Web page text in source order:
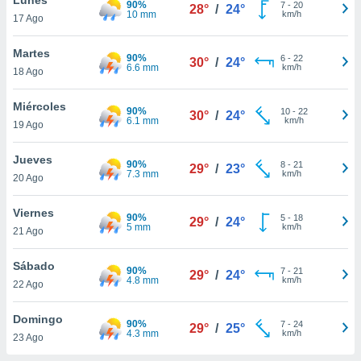
en
más
nuestra
de
cookies
aceptar
17 Ago
90%
10 mm
28° / 24° 7- 20
km/h
Martes
18 Ago
90%
6.6 mm
30° / 24° 6- 22
km/h
Miércoles
19 Ago
90%
6.1 mm
30° / 24° 10- 22
km/h
Jueves
20 Ago
90%
7.3 mm
29° / 23° 8- 21
km/h
Viernes
21 Ago
90%
5 mm
29° / 24° 5- 18
km/h
Sábado
22 Ago
90%
4.8 mm
29° / 24° 7- 21
km/h
Domingo
23 Ago
90%
4.3 mm
29° / 25° 7- 24
km/h